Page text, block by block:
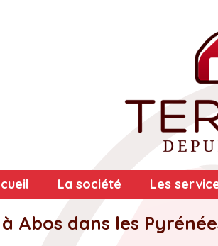
La société Les
Abos dans les